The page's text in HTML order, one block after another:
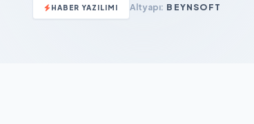
HABER YAZILIMI Altyapı: BEYNSOFT